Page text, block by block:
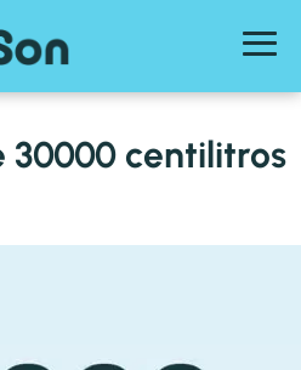
30000 centilitros